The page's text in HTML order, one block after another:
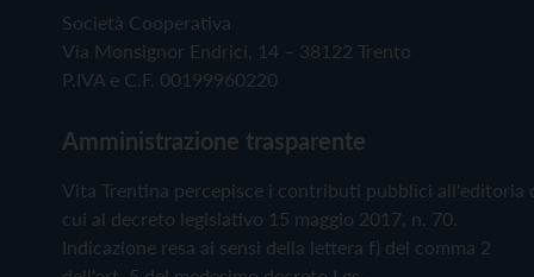
Società Cooperativa
Via Monsignor Endrici, 14 – 38122 Trento
P.IVA e C.F. 00199960220
Amministrazione trasparente
Vita Trentina percepisce i contributi pubblici all'editoria
cui al decreto legislativo 15 maggio 2017, n. 70.
Indicazione resa ai sensi della lettera f) del comma 2